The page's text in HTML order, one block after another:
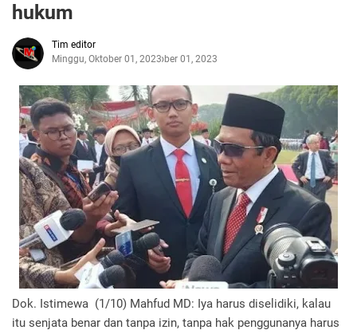
hukum
Tim editor
Minggu, Oktober 01, 2023Oktober 01, 2023
Dok. Istimewa (1/10) Mahfud MD: Iya harus diselidiki, kalau
itu senjata benar dan tanpa izin, tanpa hak penggunanya harus